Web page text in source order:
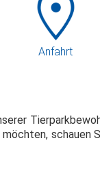
Anfahrt
schauen